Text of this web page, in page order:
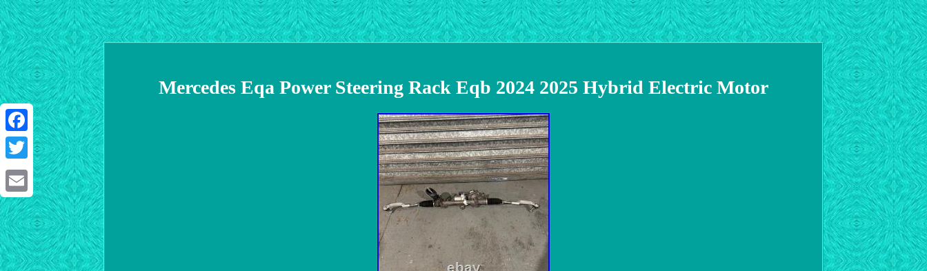
Facebook
Twitter
Email
Mercedes Eqa Power Steering Rack Eqb 2024 2025 Hybrid Electric Motor